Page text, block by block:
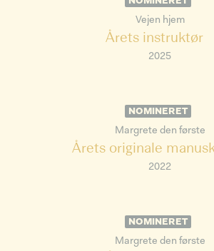
Vejen hjem
Årets instruktør
2025
NOMINERET
Margrete den første
Årets originale
2022
NOMINERET
Margrete den første